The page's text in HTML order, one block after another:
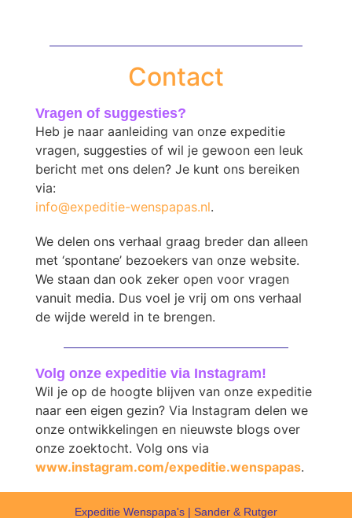
Contact
Vragen of suggesties?
Heb je naar aanleiding van onze expeditie
vragen, suggesties of wil je gewoon een leuk
bericht met ons delen? Je kunt ons bereiken
via:
info@expeditie-wenspapas.nl.
We delen ons verhaal graag breder dan alleen
met ‘spontane’ bezoekers van onze website.
We staan dan ook zeker open voor vragen
vanuit media. Dus voel je vrij om ons verhaal
de wijde wereld in te brengen.
Volg onze expeditie via Instagram!
Wil je op de hoogte blijven van onze expeditie
naar een eigen gezin? Via Instagram delen we
onze ontwikkelingen en nieuwste blogs over
onze zoektocht. Volg ons via
www.instagram.com/expeditie.wenspapas.
Expeditie Wenspapa's | Sander & Rutger